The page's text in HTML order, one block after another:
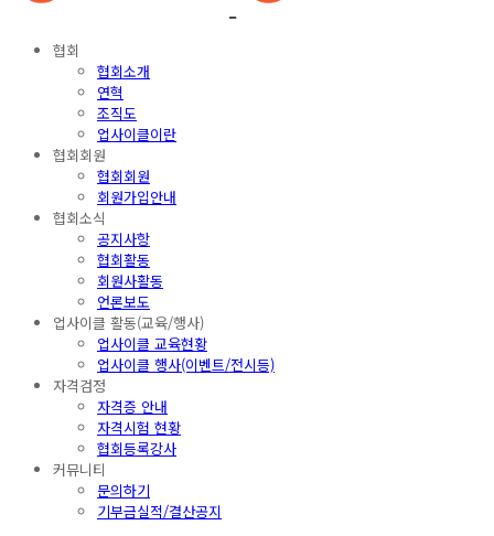
협회
협회소개
연혁
조직도
업사이클이란
협회회원
협회회원
회원가입안내
협회소식
공지사항
협회활동
회원사활동
언론보도
업사이클 활동(교육/행사)
업사이클 교육현황
업사이클 행사(이벤트/전시등)
자격검정
자격증 안내
자격시험 현황
협회등록강사
커뮤니티
문의하기
기부금실적/결산공지